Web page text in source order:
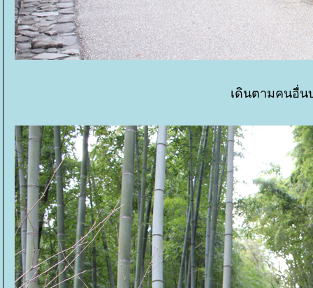
เดินตามคนอื่น